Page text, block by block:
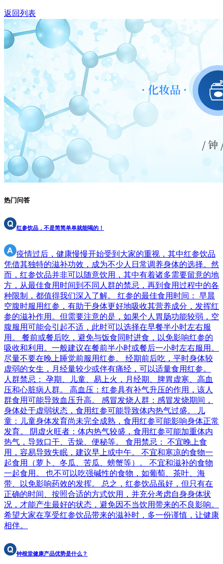
返回列表
热门问答
红参饮品，不是简简单单就能喝的！
疫情过后，健康慢慢开始受到大家的重视，其中红参饮品
凭借其独特的滋补功效，成为不少人日常调养身体的选择。然
而，红参饮品并非可以随意饮用，其中有着诸多需要留意的地
方，从最佳食用时间到不同人群的禁忌，再到食用过程中的各
种限制，都值得我们深入了解。 红参的最佳食用时间： 早晨
空腹时服用红参，有助于身体更好地吸收其营养成分，发挥红
参的滋补作用。但需要注意的是，如果个人胃肠功能较弱，空
腹服用可能会引起不适，此时可以选择在早餐半小时左右服
用。 餐前或餐后吃，避免与饭食同时进食，以免影响红参的
吸收和利用。一般建议在餐前半小时或餐后一小时左右服用。
尽量不要在晚上睡觉前服用红参。 经期前后吃，平时身体较
虚弱的女生，月经量较少或伴有痛经，可以适量食用红参。
人群禁忌： 孕期、儿童、易上火，月经期、脾胃虚寒、高血
压和心脏病人群。 高血压：红参具有补气升压的作用，该人
群食用可能导致血压升高。 感冒发烧人群：感冒发烧期间，
身体处于虚弱状态，食用红参可能导致体内热气过盛。 儿
童：儿童身体发育尚未完全成熟，食用红参可能影响身体正常
发育。 阴虚火旺者：体内热气较盛，食用红参可能加重体内
热气，导致口干、舌燥、便秘等。 食用禁忌： 不宜晚上食
用，容易导致失眠，建议早上或中午。 不宜和寒凉的食物一
起食用（萝卜、冬瓜、苦瓜、螃蟹等）。 不宜和滋补的食物
一起食用。 也不可以吃强碱性的食物，如葡萄、茶叶、海
带、以免影响药效的发挥。 总之，红参饮品虽好，但只有在
正确的时间、按照合适的方式饮用，并充分考虑自身身体状
况，才能产生最好的状态，避免因不当饮用带来的不良影响。
希望大家在享受红参饮品带来的滋补时，多一份谨慎，让健康
相伴。
钟根堂健康产品优势是什么？